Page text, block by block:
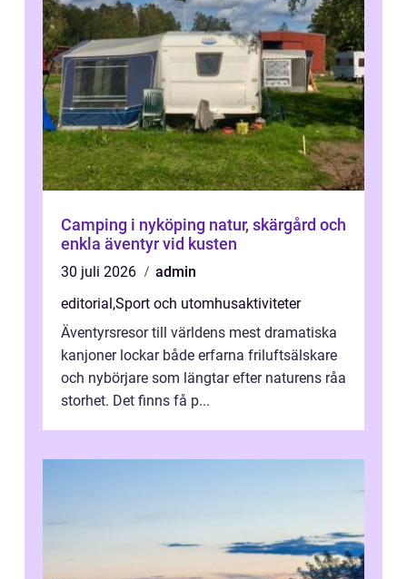
Camping i nyköping natur, skärgård och
enkla äventyr vid kusten
30 juli 2026
admin
editorial ,Sport och utomhusaktiviteter
Äventyrsresor till världens mest dramatiska
kanjoner lockar både erfarna friluftsälskare
och nybörjare som längtar efter naturens råa
storhet. Det finns få p...